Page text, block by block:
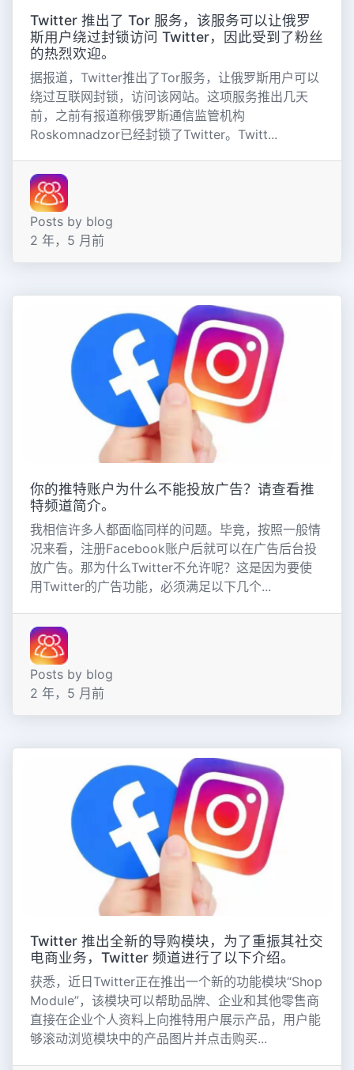
Twitter 推出了 Tor 服务，该服务可以让俄罗
斯用户绕过封锁访问 Twitter，因此受到了粉丝
的热烈欢迎。
据报道，Twitter推出了Tor服务，让俄罗斯用户可以
绕过互联网封锁，访问该网站。这项服务推出几天
前，之前有报道称俄罗斯通信监管机构
Roskomnadzor已经封锁了Twitter。Twitt...
Posts by blog
2 年，5 月前
你的推特账户为什么不能投放广告？请查看推
特频道简介。
我相信许多人都面临同样的问题。毕竟，按照一般情
况来看，注册Facebook账户后就可以在广告后台投
放广告。那为什么Twitter不允许呢？这是因为要使
用Twitter的广告功能，必须满足以下几个...
Posts by blog
2 年，5 月前
Twitter 推出全新的导购模块，为了重振其社交
电商业务，Twitter 频道进行了以下介绍。
获悉，近日Twitter正在推出一个新的功能模块“Shop
Module”，该模块可以帮助品牌、企业和其他零售商
直接在企业个人资料上向推特用户展示产品，用户能
够滚动浏览模块中的产品图片并点击购买...